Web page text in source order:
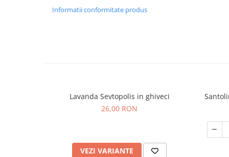
Informatii conformitate produs
Lavanda Sevtopolis in ghiveci
26,00 RON
VEZI VARIANTE